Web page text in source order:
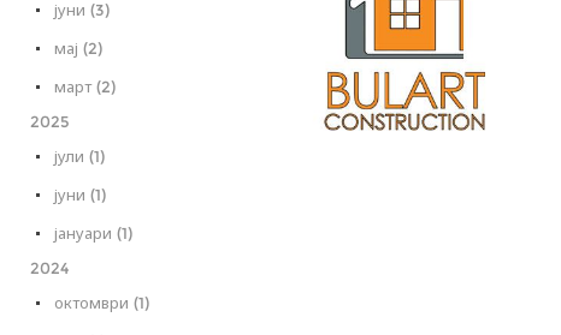
јуни (3)
мај (2)
март (2)
2025
јули (1)
јуни (1)
јануари (1)
2024
октомври (1)